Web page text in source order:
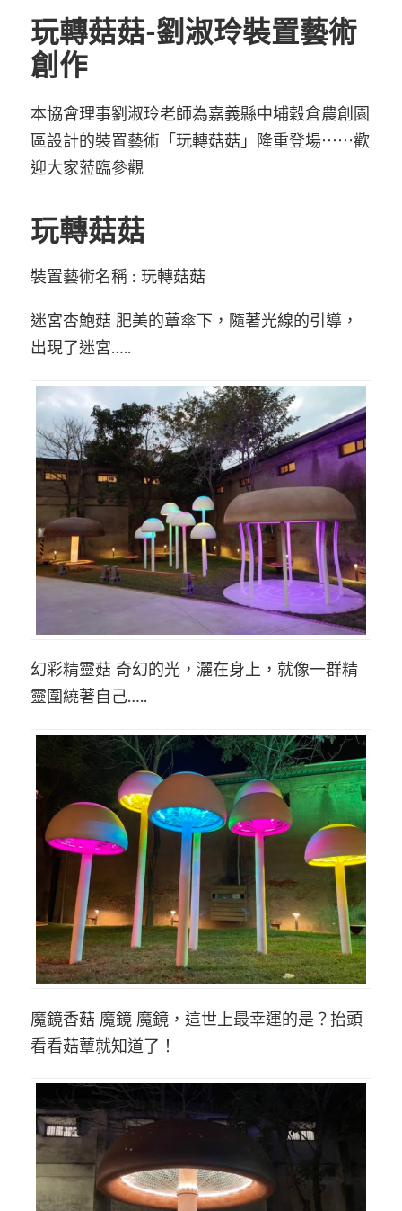
玩轉菇菇-劉淑玲裝置藝術
創作
本協會理事劉淑玲老師為嘉義縣中埔穀倉農創園
區設計的裝置藝術「玩轉菇菇」隆重登場⋯⋯歡
迎大家蒞臨參觀
玩轉菇菇
裝置藝術名稱: 玩轉菇菇
迷宮杏鮑菇 肥美的蕈傘下 ，隨著光線的引導，
出現了迷宮…..
幻彩精靈菇 奇幻的光，灑在身上， 就像一群精
靈 圍繞著自己…..
魔鏡香菇 魔鏡 魔鏡，這世上最幸運的是？ 抬頭
看看菇蕈就知道了 ！